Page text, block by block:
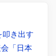
叩き出す
「日本